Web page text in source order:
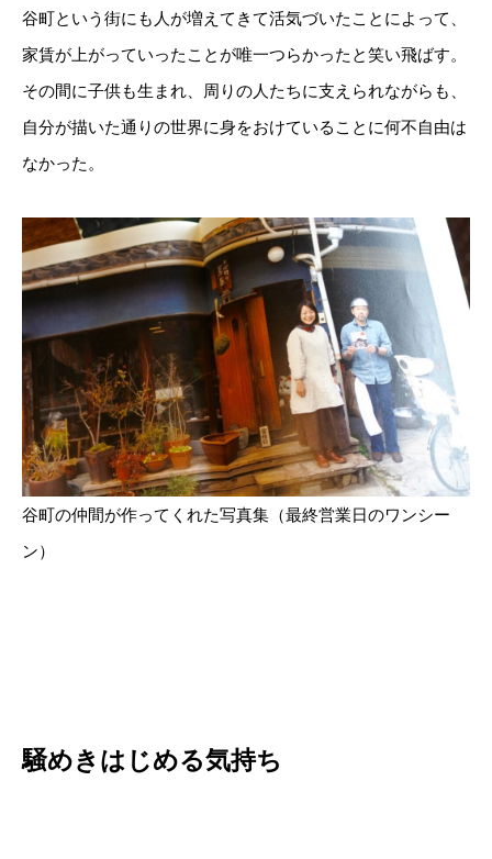
谷町という街にも人が増えてきて活気づいたことによって、
家賃が上がっていったことが唯一つらかったと笑い飛ばす。
その間に子供も生まれ、周りの人たちに支えられながらも、
自分が描いた通りの世界に身をおけていることに何不自由は
なかった。
谷町の仲間が作ってくれた写真集（最終営業日のワンシー
ン）
騒めきはじめる気持ち